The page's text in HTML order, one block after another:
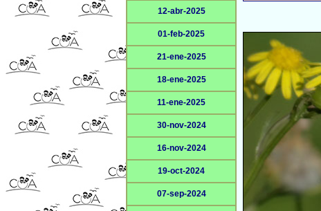
12-abr-2025
01-feb-2025
21-ene-2025
18-ene-2025
11-ene-2025
30-nov-2024
16-nov-2024
19-oct-2024
07-sep-2024